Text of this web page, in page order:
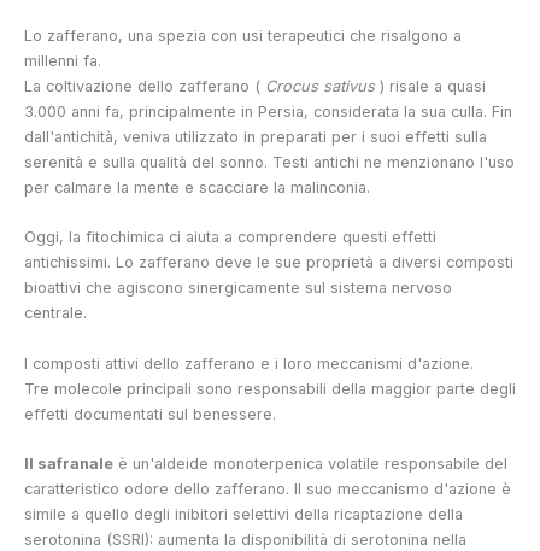
Lo zafferano, una spezia con usi terapeutici che risalgono a
millenni fa.
La coltivazione dello zafferano ( Crocus sativus ) risale a quasi
3.000 anni fa, principalmente in Persia, considerata la sua culla. Fin
dall'antichità, veniva utilizzato in preparati per i suoi effetti sulla
serenità e sulla qualità del sonno. Testi antichi ne menzionano l'uso
per calmare la mente e scacciare la malinconia.
Oggi, la fitochimica ci aiuta a comprendere questi effetti
antichissimi. Lo zafferano deve le sue proprietà a diversi composti
bioattivi che agiscono sinergicamente sul sistema nervoso
centrale.
I composti attivi dello zafferano e i loro meccanismi d'azione.
Tre molecole principali sono responsabili della maggior parte degli
effetti documentati sul benessere.
Il safranale è un'aldeide monoterpenica volatile responsabile del
caratteristico odore dello zafferano. Il suo meccanismo d'azione è
simile a quello degli inibitori selettivi della ricaptazione della
serotonina (SSRI): aumenta la disponibilità di serotonina nella